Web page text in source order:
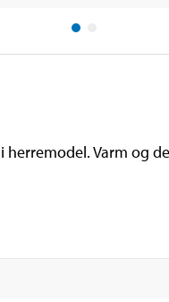
Varm og